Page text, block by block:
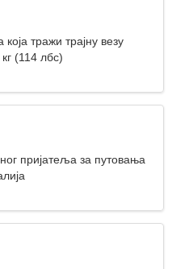
тражи трајну везу
(114 лбс)
пријатеља за путовања